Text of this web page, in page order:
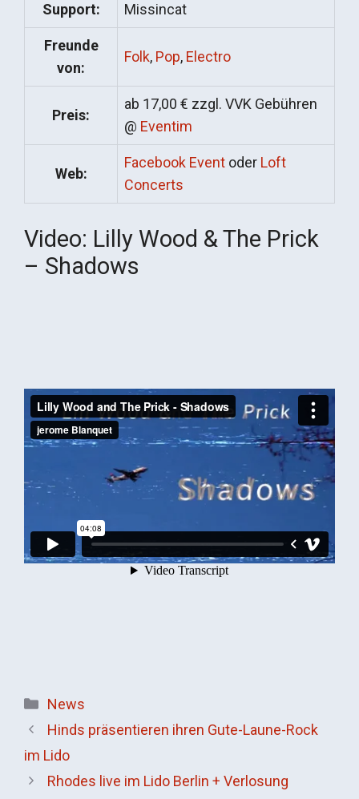
Support: Missincat
Freunde
von:
Folk, Pop, Electro
Preis:
ab 17,00 € zzgl. VVK Gebühren
@ Eventim
Web:
Facebook Event oder Loft
Concerts
Video: Lilly Wood & The Prick
– Shadows
Kategorien
News
Hinds präsentieren ihren Gute-Laune-Rock
im Lido
Rhodes live im Lido Berlin + Verlosung